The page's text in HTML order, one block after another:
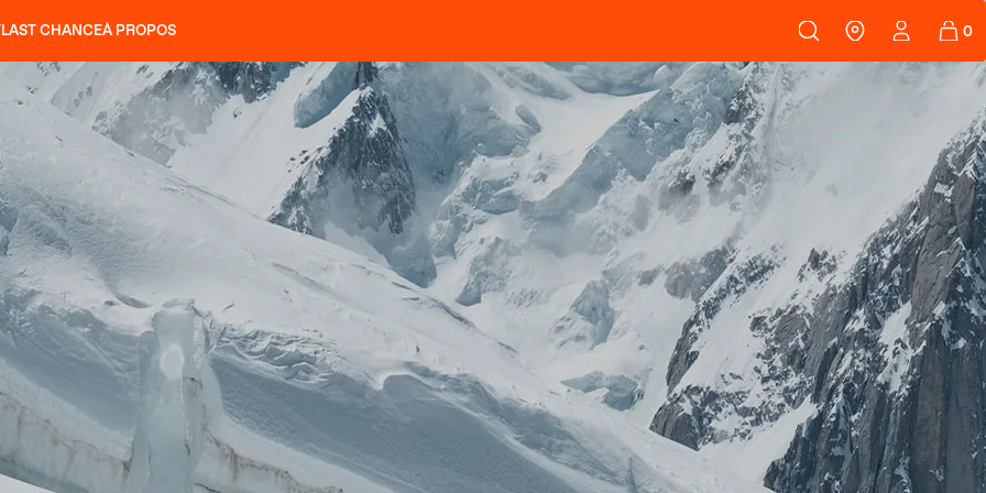
104 LITE
SLAP 112
SLAP 92 SLAP 92
UBAC 102 UBAC 108
COUTEAUX
PEAUX
LAST CHANCEÀ PROPOS
RECHERCHER